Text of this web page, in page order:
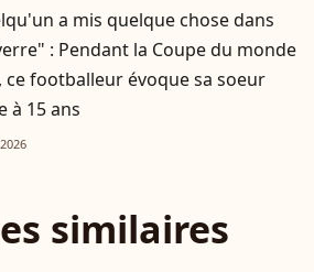
a mis quelque chose dans
: Pendant la Coupe du monde
ce footballeur évoque sa soeur
à 15 ans
similaires